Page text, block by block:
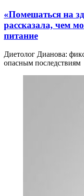
«Помешаться на
рассказала, чем
питание
Диетолог Дианова:
опасным последствиям